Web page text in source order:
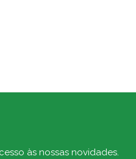
às nossas novidades.